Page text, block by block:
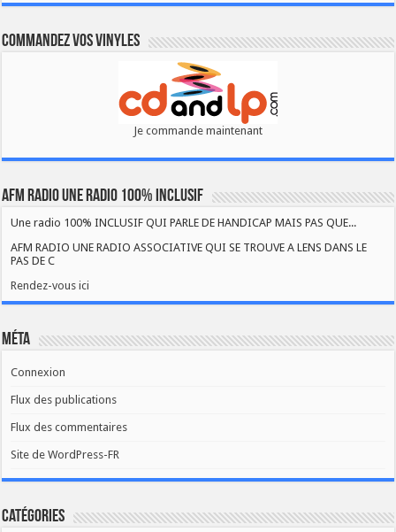
Commandez vos vinyles
Je commande maintenant
AFM RADIO UNE RADIO 100% INCLUSIF
Une radio 100% INCLUSIF QUI PARLE DE HANDICAP MAIS PAS QUE...
AFM RADIO UNE RADIO ASSOCIATIVE QUI SE TROUVE A LENS DANS LE
PAS DE C
Rendez-vous ici
Méta
Connexion
Flux des publications
Flux des commentaires
Site de WordPress-FR
Catégories